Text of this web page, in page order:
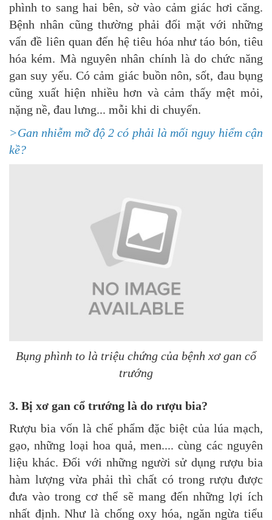
phình to sang hai bên, sờ vào cảm giác hơi căng.
Bệnh nhân cũng thường phải đối mặt với những
vấn đề liên quan đến hệ tiêu hóa như táo bón, tiêu
hóa kém. Mà nguyên nhân chính là do chức năng
gan suy yếu. Có cảm giác buồn nôn, sốt, đau bụng
cũng xuất hiện nhiều hơn và cảm thấy mệt mỏi,
nặng nề, đau lưng... mỗi khi di chuyển.
>Gan nhiễm mỡ độ 2 có phải là mối nguy hiểm cận
kề?
Bụng phình to là triệu chứng của bệnh xơ gan cổ
trướng
3. Bị xơ gan cổ trướng là do rượu bia?
Rượu bia vốn là chế phẩm đặc biệt của lúa mạch,
gạo, những loại hoa quả, men.... cùng các nguyên
liệu khác. Đối với những người sử dụng rượu bia
hàm lượng vừa phải thì chất có trong rượu được
đưa vào trong cơ thể sẽ mang đến những lợi ích
nhất định. Như là chống oxy hóa, ngăn ngừa tiểu